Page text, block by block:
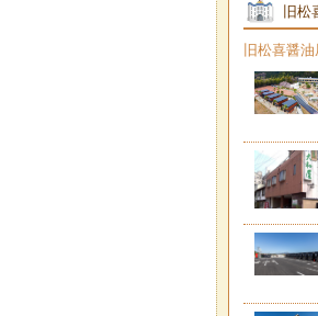
旧
旧松喜醤油